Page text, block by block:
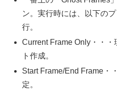
ン。実行時には、以下の
行。
Current Frame Only・・
ト作成。
Start Frame/End Frame・
定。